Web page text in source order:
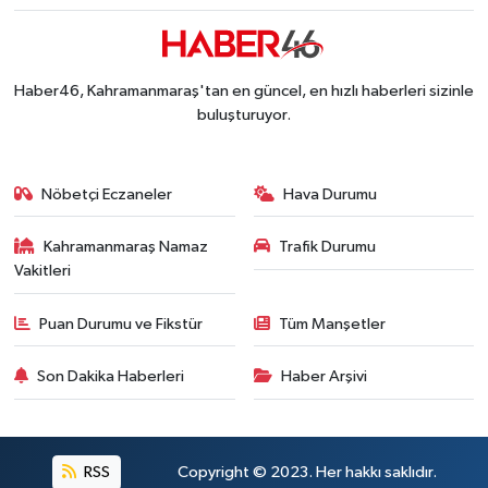
13:53 |KAFUM'da Rock Gecesi! Zakkum
Kahramanmaraş-Göksun Yolunu Kullananlar
Kahramanmaraş'ın Tarihi Mirası İçin Ankara'da
Haber46, Kahramanmaraş'tan en güncel, en hızlı haberleri sizinle
buluşturuyor.
Nöbetçi Eczaneler Hava Durumu
Kahramanmaraş Namaz
Vakitleri
Trafik Durumu
Puan Durumu ve Fikstür Tüm Manşetler
Son Dakika Haberleri Haber Arşivi
RSS Copyright © 2023. Her hakkı saklıdır.